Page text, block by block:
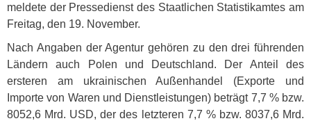
meldete der Pressedienst des Staatlichen Statistikamtes am
Freitag, den 19. November.
Nach Angaben der Agentur gehören zu den drei führenden
Ländern auch Polen und Deutschland. Der Anteil des
ersteren am ukrainischen Außenhandel (Exporte und
Importe von Waren und Dienstleistungen) beträgt 7,7 % bzw.
8052,6 Mrd. USD, der des letzteren 7,7 % bzw. 8037,6 Mrd.